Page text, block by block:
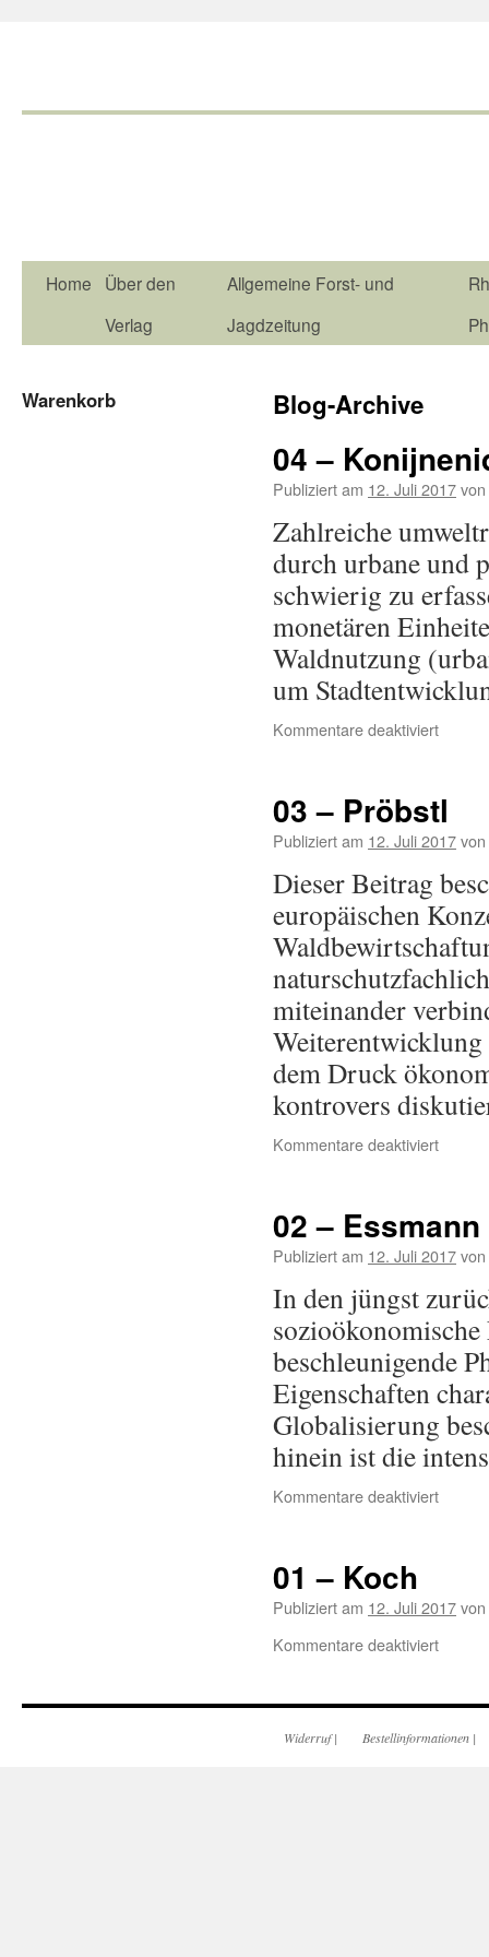
Home
Über den
Verlag
Allgemeine Forst- und
Jagdzeitung
Blog-Archive
04 –
Publiziert am 12. Juli 2017von
Zahlreiche
durch urbane und
schwierig zu
monetären
Waldnutzung
um
Kommentare deaktiviert
03 – Pröbstl
Publiziert am 12. Juli 2017von
Dieser Beitrag
europäischen
miteinander
dem Druck
kontrovers
Kommentare deaktiviert
02 – Essmann
Publiziert am 12. Juli 2017von
In den jüngst
beschleunigende
Eigenschaften
Globalisierung
hinein ist die
Kommentare deaktiviert
01 – Koch
Publiziert am 12. Juli 2017von
Kommentare deaktiviert
Warenkorb
Widerruf| Bestellinformationen |